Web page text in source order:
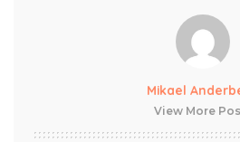
Mikael
View More